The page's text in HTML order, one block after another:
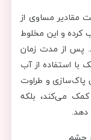
مقادیر مساوی از
کرده و این مخلوط
پس از مدت زمان
با استفاده از آب
پاک‌سازی و طراوت
می‌کند، بلکه